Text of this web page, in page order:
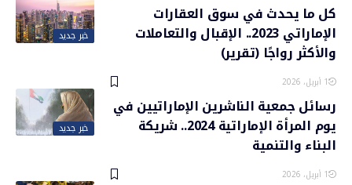
خبر جديد
كل ما يحدث في سوق العقارات
الإماراتي 2023.. الإقبال والتعاملات
والأكثر رواجًا (تقرير)
1 أبريل، 2026
خبر جديد
رسائل جمعية الناشرين الإماراتيين في
يوم المرأة الإماراتية 2024.. شريكة
البناء والتنمية
1 أبريل، 2026